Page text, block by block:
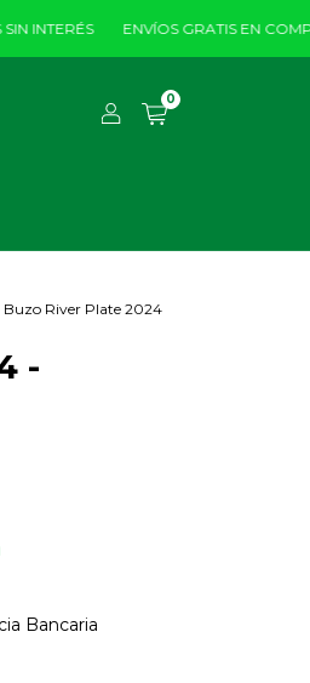
ENVÍOS GRATIS EN COMPRAS
0
Buzo River Plate 2024
-
Bancaria